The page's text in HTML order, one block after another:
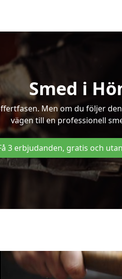
Smed i
Men om du följer
vägen till en professionell
3 erbjudanden, gratis och